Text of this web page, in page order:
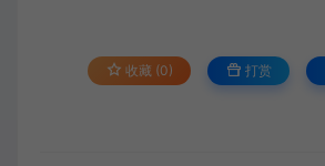
收藏 (0) 打赏